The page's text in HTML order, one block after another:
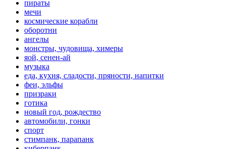
пираты
мечи
космические корабли
оборотни
ангелы
монстры, чудовища, химеры
яой, сенен-ай
музыка
еда, кухня, сладости, пряности, напитки
феи, эльфы
призраки
готика
новый год, рождество
автомобили, гонки
спорт
стимпанк, парапанк